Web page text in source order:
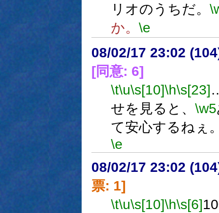
リオのうちだ。
か。 \e
08/02/17 23:02
[同意: 6]
\t\u\s[10]\h\s[23]
せを見ると、 \w5
て安心するねぇ
\e
08/02/17 23:02
票: 1]
\t\u\s[10]\h\s[6]